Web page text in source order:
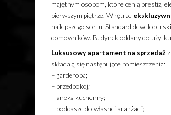
majętnym osobom, które cenią prestiż,
pierwszym piętrze. Wnętrze
najlepszego sortu. Standard
domowników. Budynek oddany do
Luksusowy apartament na sprzedaż
składają się następujące pomieszczenia:
– garderoba;
– przedpokój;
– aneks kuchenny;
– poddasze do własnej aranżacji;